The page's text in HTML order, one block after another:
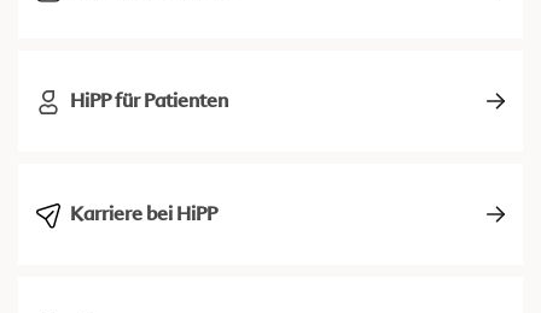
HiPP für Patienten
Karriere bei HiPP